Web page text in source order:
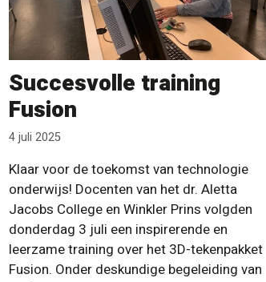
Succesvolle training
Fusion
4 juli 2025
Klaar voor de toekomst van technologie
onderwijs! Docenten van het dr. Aletta
Jacobs College en Winkler Prins volgden
donderdag 3 juli een inspirerende en
leerzame training over het 3D-tekenpakket
Fusion. Onder deskundige begeleiding van